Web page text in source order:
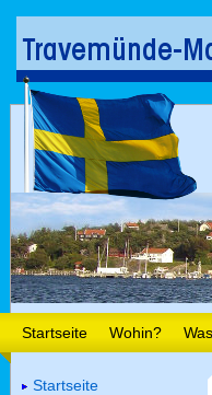
Startseite Wohin?
Startseite